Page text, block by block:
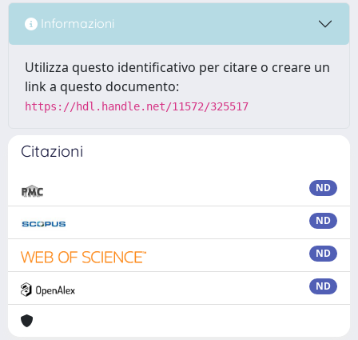
Informazioni
Utilizza questo identificativo per citare o creare un
link a questo documento:
https://hdl.handle.net/11572/325517
Citazioni
ND
ND
ND
ND